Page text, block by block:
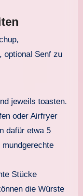
optional Senf zu
jeweils toasten.
oder Airfryer
dafür etwa 5
Stücke
die Würste